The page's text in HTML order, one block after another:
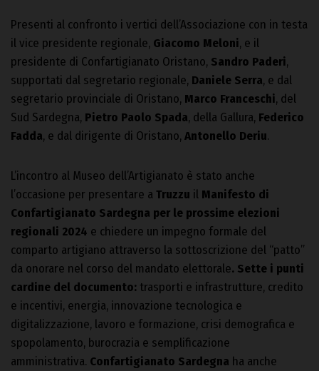
Presenti al confronto i vertici dell’Associazione con in testa
il vice presidente regionale, Giacomo Meloni, e il
presidente di Confartigianato Oristano, Sandro Paderi,
supportati dal segretario regionale, Daniele Serra, e dal
segretario provinciale di Oristano, Marco Franceschi, del
Sud Sardegna, Pietro Paolo Spada, della Gallura, Federico
Fadda, e dal dirigente di Oristano, Antonello Deriu.
L’incontro al Museo dell’Artigianato è stato anche
l’occasione per presentare a Truzzu il Manifesto di
Confartigianato Sardegna per le prossime elezioni
regionali 2024 e chiedere un impegno formale del
comparto artigiano attraverso la sottoscrizione del “patto”
da onorare nel corso del mandato elettorale. Sette i punti
cardine del documento: trasporti e infrastrutture, credito
e incentivi, energia, innovazione tecnologica e
digitalizzazione, lavoro e formazione, crisi demografica e
spopolamento, burocrazia e semplificazione
amministrativa. Confartigianato Sardegna ha anche